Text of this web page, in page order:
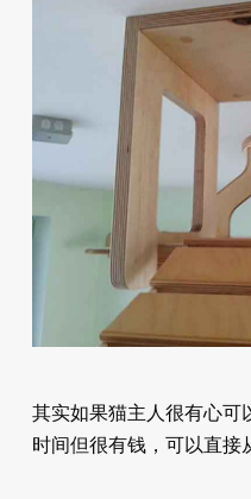
其实如果猫主人很有心可
时间但很有钱，可以直接